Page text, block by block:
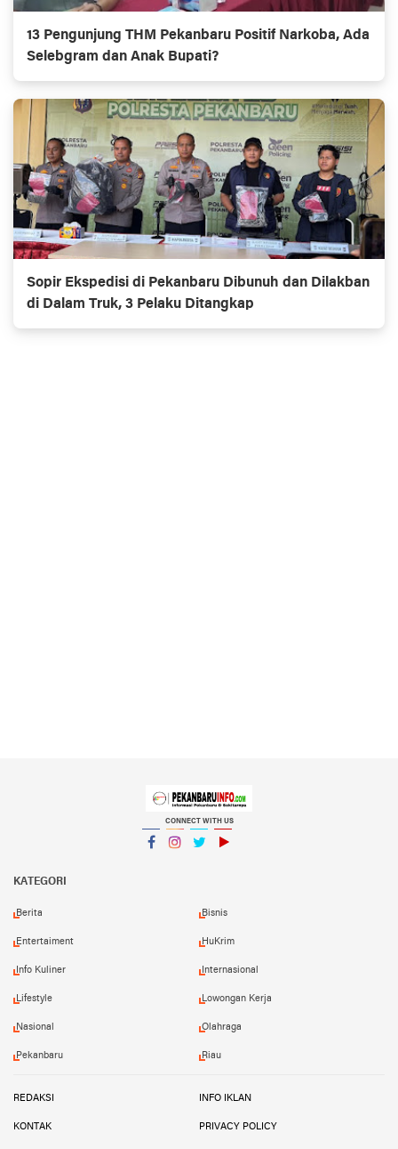
13 Pengunjung THM Pekanbaru Positif Narkoba, Ada
Selebgram dan Anak Bupati?
Sopir Ekspedisi di Pekanbaru Dibunuh dan Dilakban
di Dalam Truk, 3 Pelaku Ditangkap
CONNECT WITH US
KATEGORI
Berita Bisnis
Entertaiment HuKrim
Info Kuliner Internasional
Lifestyle Lowongan Kerja
Nasional Olahraga
Pekanbaru Riau
REDAKSI INFO IKLAN
KONTAK PRIVACY POLICY